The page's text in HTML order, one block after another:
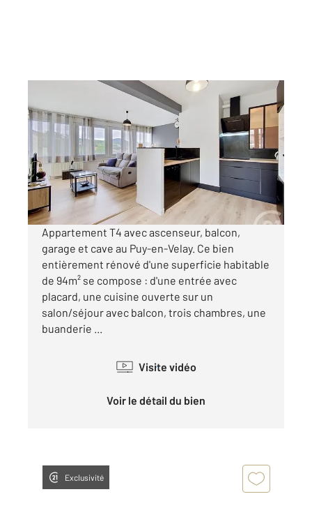
LE PUY EN VELAY 43
94,42 m , 5 pièces
Ref : 4082
Appartement F3 Bis à vendre
135 000 €
Visiter le site dédié
Appartement T4 avec ascenseur, balcon,
garage et cave au Puy-en-Velay. Ce bien
entièrement rénové d'une superficie habitable
de 94m² se compose : d'une entrée avec
placard, une cuisine ouverte sur un
salon/séjour avec balcon, trois chambres, une
buanderie ...
Visite vidéo
Voir le détail du bien
Exclusivité